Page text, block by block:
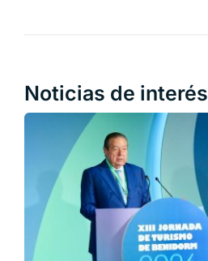
Noticias de interés